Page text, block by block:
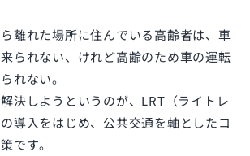
離れた場所に住んでいる高齢者は、車
られない、けれど高齢のため車の運転
れない。
決しようというのが、 LRT （ライトレ
導入をはじめ、公共交通を軸としたコ
です。